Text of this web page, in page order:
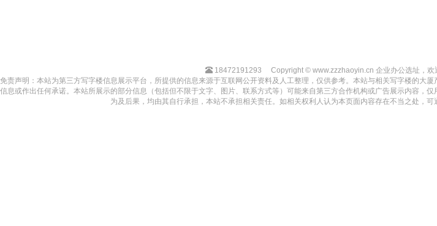
18472191293
Copyright © www.zzzhaoyin.cn 企业办公选址，
免责声明：本站为第三方写字楼信息展示平台，所提供的信息来源于互联网公开资料及人工整理，仅供参考。本站与相关写字楼的
信息或作出任何承诺。本站所展示的部分信息（包括但不限于文字、图片、联系方式等）可能来自第三方合作机构或广告展示内容
为及后果，均由其自行承担，本站不承担相关责任。如相关权利人认为本页面内容存在不当之处，